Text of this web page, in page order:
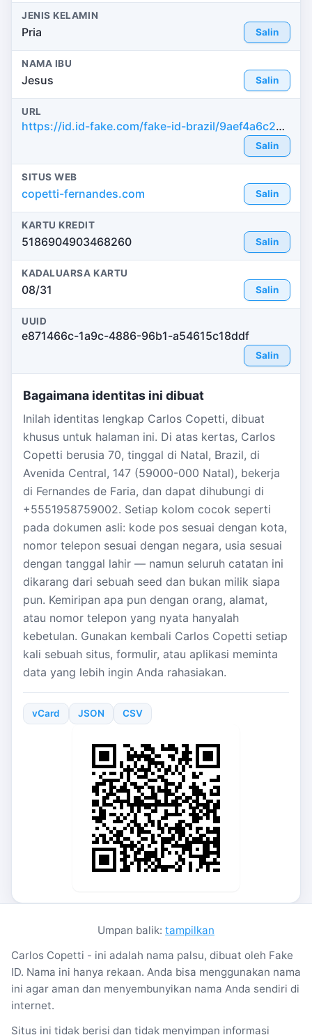
JENIS KELAMIN
Pria Salin
NAMA IBU
Jesus Salin
URL
https://id.id-fake.com/fake-id-brazil/9aef4a6c27347cd08fb3e49121fc3bb0
Salin
SITUS WEB
copetti-fernandes.com Salin
KARTU KREDIT
5186904903468260 Salin
KADALUARSA KARTU
08/31 Salin
UUID
e871466c-1a9c-4886-96b1-a54615c18ddf
Salin
Bagaimana identitas ini dibuat
Inilah identitas lengkap Carlos Copetti, dibuat
khusus untuk halaman ini. Di atas kertas, Carlos
Copetti berusia 70, tinggal di Natal, Brazil, di
Avenida Central, 147 (59000-000 Natal), bekerja
di Fernandes de Faria, dan dapat dihubungi di
+5551958759002. Setiap kolom cocok seperti
pada dokumen asli: kode pos sesuai dengan kota,
nomor telepon sesuai dengan negara, usia sesuai
dengan tanggal lahir — namun seluruh catatan ini
dikarang dari sebuah seed dan bukan milik siapa
pun. Kemiripan apa pun dengan orang, alamat,
atau nomor telepon yang nyata hanyalah
kebetulan. Gunakan kembali Carlos Copetti setiap
kali sebuah situs, formulir, atau aplikasi meminta
data yang lebih ingin Anda rahasiakan.
vCard JSON CSV
Umpan balik: tampilkan
Carlos Copetti - ini adalah nama palsu, dibuat oleh Fake
ID. Nama ini hanya rekaan. Anda bisa menggunakan nama
ini agar aman dan menyembunyikan nama Anda sendiri di
internet.
Situs ini tidak berisi dan tidak menyimpan informasi